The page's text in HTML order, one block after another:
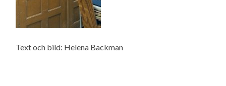
Text och bild: Helena Backman